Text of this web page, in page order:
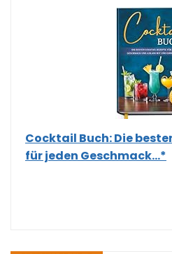
Cocktail Buch: Die
für jeden Geschmack...*